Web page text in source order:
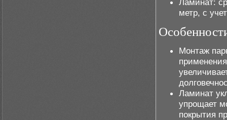
Ламинат:
метр, с
Монтаж
Ламинат
упрощает
покрытия